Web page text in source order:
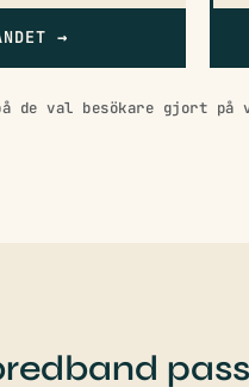
→
på de val besökare gjort på